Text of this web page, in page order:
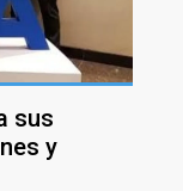
sus
y